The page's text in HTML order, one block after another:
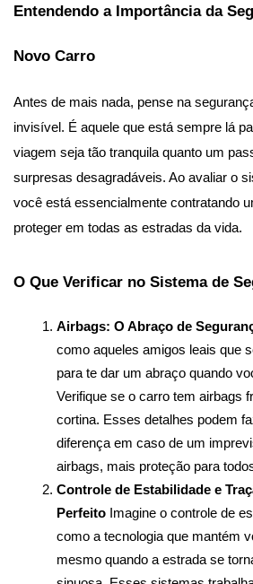
Entendendo a Importância da
Novo Carro
Antes de mais nada, pense na
invisível. É aquele que está sempre lá
viagem seja tão tranquila quanto um
surpresas desagradáveis. Ao avaliar o
você está essencialmente contratando
proteger em todas as estradas da vida.
O Que Verificar no Sistema de
Airbags: O Abraço de
como aqueles amigos leais que
para te dar um abraço quando
Verifique se o carro tem airbags
cortina. Esses detalhes podem
diferença em caso de um
airbags, mais proteção para
Controle de Estabilidade e
Perfeito Imagine o controle de
como a tecnologia que mantém
mesmo quando a estrada se